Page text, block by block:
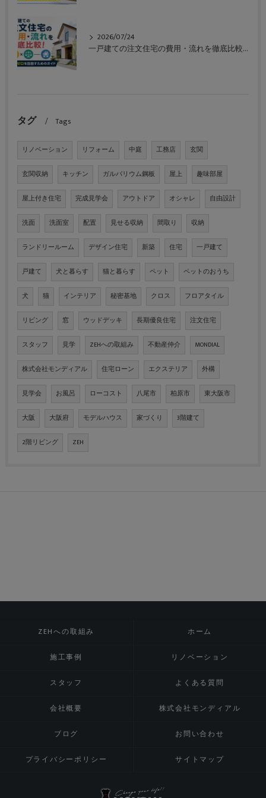
2026/07/24
一戸建ての注文住宅の費用・流れを徹底比較！失敗ゼロを目指すためのガイド
タグ Tags
リノベーション リフォーム 中庭 工務店 玄関
玄関収納 キッチン ガルバリウム鋼板 屋上 趣味部屋
屋上付き住宅 完成見学会 アウトドア オシャレ 自由設計
洗面 洗面室 配置 見せる収納 間取り 収納
ランドリールーム デザイン住宅 新築 住宅 一戸建て
戸建て 犬と暮らす 猫と暮らす ペット ペットのおうち
犬 猫 インテリア 秘密基地 クロス フロアタイル
リビング 窓 ウッドデッキ 長期優良住宅 注文住宅
スタッフ 見学 ZEHへの取組み 不動産仲介 MONDIAL
株式会社モンディアル 住宅ローン エクステリア 外構
見学会 お風呂 ローコスト 八尾市 柏原市 東大阪市
大阪 大阪府 モデルハウス 家づくり 3階建て
2階リビング ZEH
ZEHへの取組み ホーム
施工事例 リノベーション
スタッフ よくある質問
会社概要 株式会社モンディアル
ブログ お問い合わせ
プライバシーポリシー サイトマップ